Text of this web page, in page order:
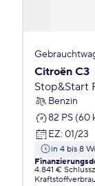
Citroën C3
Stop&Start
Benzin
82 PS (60
EZ: 01/23
in 4 bis 8
4.841 €